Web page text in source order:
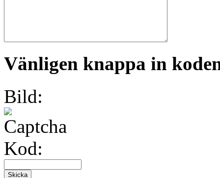
Vänligen knappa in
Bild:
Kod: